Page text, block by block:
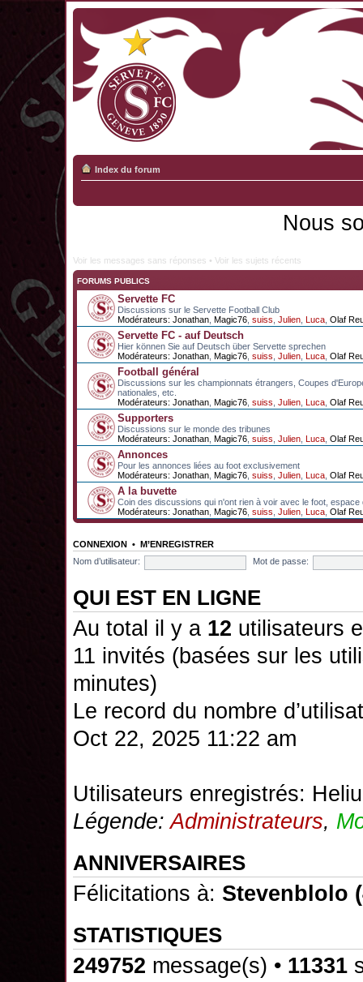
Index du forum
Nous
Voir les messages sans réponses • Voir les sujets récents
FORUMS PUBLICS
Servette FC
Discussions sur le Servette Football Club
Modérateurs: Jonathan Magic76 suiss Julien Luca Olaf
Servette FC - auf Deutsch
Hier können Sie auf Deutsch über Servette sprechen
Modérateurs: Jonathan Magic76 suiss Julien Luca Olaf
Football général
Discussions sur les championnats étrangers, Coupes
nationales, etc.
Modérateurs: Jonathan Magic76 suiss Julien Luca Olaf
Supporters
Discussions sur le monde des tribunes
Modérateurs: Jonathan Magic76 suiss Julien Luca Olaf
Annonces
Pour les annonces liées au foot exclusivement
Modérateurs: Jonathan Magic76 suiss Julien Luca Olaf
A la buvette
Coin des discussions qui n'ont rien à voir avec le foot, espace
Modérateurs: Jonathan Magic76 suiss Julien Luca Olaf
CONNEXION • M’ENREGISTRER
Nom d’utilisateur:
Mot de passe:
QUI EST EN LIGNE
Au total il y a 12 utilisateurs
11 invités (basées sur les
minutes)
Le record du nombre
Oct 22, 2025 11:22 am
Utilisateurs enregistrés:
Légende:Administrateurs,
ANNIVERSAIRES
Félicitations à: Stevenblolo
STATISTIQUES
249752 message(s) • 11331